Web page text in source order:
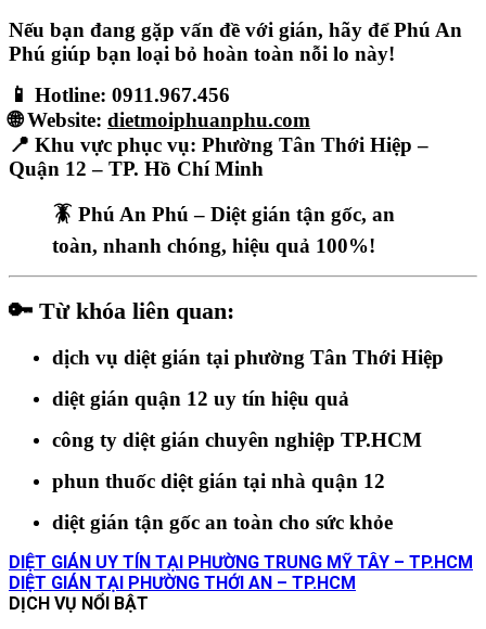
Nếu bạn đang gặp vấn đề với gián, hãy để Phú An
Phú giúp bạn loại bỏ hoàn toàn nỗi lo này!
📱 Hotline: 0911.967.456
🌐Website: dietmoiphuanphu.com
📍 Khu vực phục vụ: Phường Tân Thới Hiệp –
Quận 12 – TP. Hồ Chí Minh
🪳 Phú An Phú – Diệt gián tận gốc, an
toàn, nhanh chóng, hiệu quả 100%!
🔑 Từ khóa liên quan:
dịch vụ diệt gián tại phường Tân Thới Hiệp
diệt gián quận 12 uy tín hiệu quả
công ty diệt gián chuyên nghiệp TP.HCM
phun thuốc diệt gián tại nhà quận 12
diệt gián tận gốc an toàn cho sức khỏe
DIỆT GIÁN UY TÍN TẠI PHƯỜNG TRUNG MỸ TÂY – TP.HCM
DIỆT GIÁN TẠI PHƯỜNG THỚI AN – TP.HCM
DỊCH VỤ NỔI BẬT